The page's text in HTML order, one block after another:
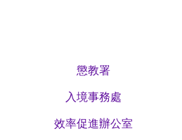
懲教署
入境事務處
效率促進辦公室